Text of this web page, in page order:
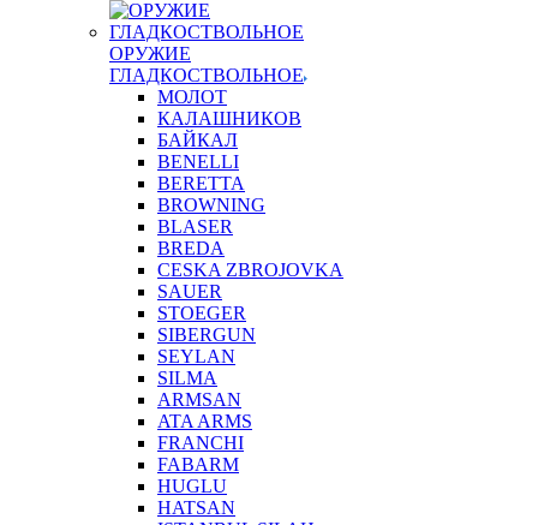
ОРУЖИЕ
ГЛАДКОСТВОЛЬНОЕ
МОЛОТ
КАЛАШНИКОВ
БАЙКАЛ
BENELLI
BERETTA
BROWNING
BLASER
BREDA
CESKA ZBROJOVKA
SAUER
STOEGER
SIBERGUN
SEYLAN
SILMA
ARMSAN
ATA ARMS
FRANCHI
FABARM
HUGLU
HATSAN